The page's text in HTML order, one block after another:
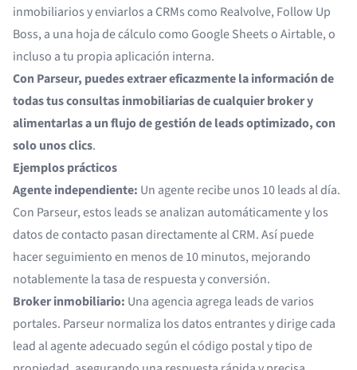
inmobiliarios y enviarlos a CRMs como Realvolve, Follow Up
Boss, a una hoja de cálculo como Google Sheets o Airtable, o
incluso a tu propia aplicación interna.
Con Parseur, puedes extraer eficazmente la información de
todas tus consultas inmobiliarias de cualquier broker y
alimentarlas a un flujo de gestión de leads optimizado, con
solo unos clics.
Ejemplos prácticos
Agente independiente: Un agente recibe unos 10 leads al día.
Con Parseur, estos leads se analizan automáticamente y los
datos de contacto pasan directamente al CRM. Así puede
hacer seguimiento en menos de 10 minutos, mejorando
notablemente la tasa de respuesta y conversión.
Broker inmobiliario: Una agencia agrega leads de varios
portales. Parseur normaliza los datos entrantes y dirige cada
lead al agente adecuado según el código postal y tipo de